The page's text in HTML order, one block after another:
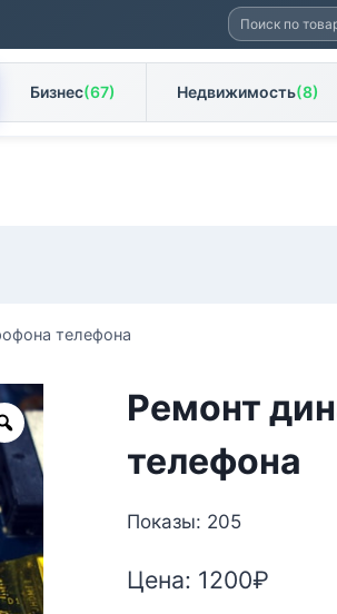
Искать:
Бизнес(67) Недвижимость(8)
телефона
Zoom
Ремонт
телефона
Показы: 205
Цена: 1200₽